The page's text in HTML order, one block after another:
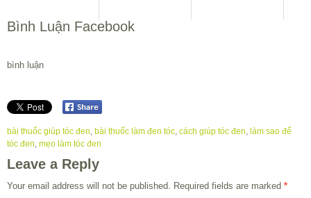
Bình Luận Facebook
bình luận
bài thuốc giúp tóc đen bài thuốc làm đen tóc cách giúp tóc đen làm sao để
tóc đen mẹo làm tóc đen
Leave a Reply
Your email address will not be published. Required fields are marked *